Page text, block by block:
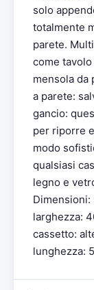
solo
totalmente
parete.
come
mensola da
a parete:
gancio:
per riporre
modo
qualsiasi
legno e
Dimensioni:
larghezza:
cassetto:
lunghezza: